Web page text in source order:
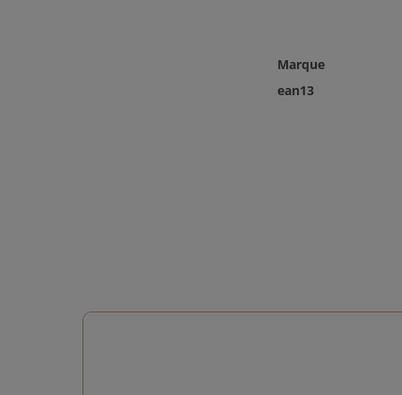
Marque
ean13